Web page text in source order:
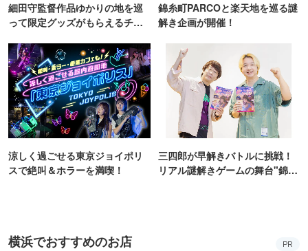
細田守監督作品ゆかりの地を巡
って限定グッズがもらえるチャ
錦糸町PARCOと楽天地を巡る謎
解き企画が開催！
涼しく過ごせる東京ジョイポリ
スで絶叫＆ホラーを満喫！
三四郎が早解きバトルに挑戦！
リアル謎解きゲームの舞台"錦糸
横浜でおすすめのお店 PR